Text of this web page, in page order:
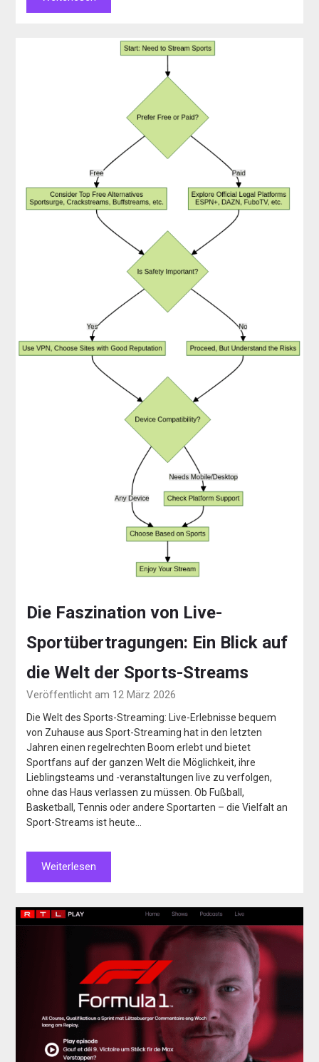
Die Faszination von Live-
Sportübertragungen: Ein Blick auf
die Welt der Sports-Streams
Veröffentlicht am 12 März 2026
Die Welt des Sports-Streaming: Live-Erlebnisse bequem
von Zuhause aus Sport-Streaming hat in den letzten
Jahren einen regelrechten Boom erlebt und bietet
Sportfans auf der ganzen Welt die Möglichkeit, ihre
Lieblingsteams und -veranstaltungen live zu verfolgen,
ohne das Haus verlassen zu müssen. Ob Fußball,
Basketball, Tennis oder andere Sportarten – die Vielfalt an
Sport-Streams ist heute…
Weiterlesen